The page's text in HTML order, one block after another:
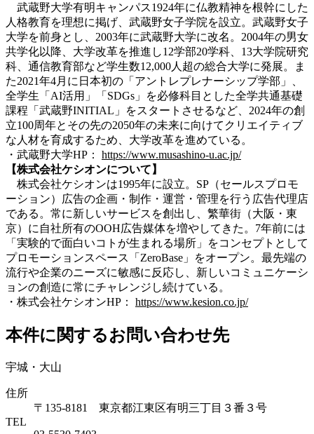
武蔵野大学有明キャンパス1924年に仏教精神を根幹にした
人格教育を理想に掲げ、武蔵野女子学院を設立。武蔵野女子
大学を前身とし、2003年に武蔵野大学に改名。2004年の男女
共学化以降、大学改革を推進し12学部20学科、13大学院研究
科、通信教育部など学生数12,000人超の総合大学に発展。ま
た2021年4月に日本初の「アントレプレナーシップ学部」、
全学生「AI活用」「SDGs」を必修科目とした全学共通基礎
課程「武蔵野INITIAL」をスタートさせるなど、2024年の創
立100周年とその先の2050年の未来に向けてクリエイティブ
な人材を育成するため、大学改革を進めている。
・武蔵野大学HP： https://www.musashino-u.ac.jp/
【株式会社ケシオンについて】
株式会社ケシオンは1995年に設立。SP（セールスプロモ
ーション）広告の企画・制作・運営・管理を行う広告代理店
である。常に新しいサービスを創出し、繁華街（大阪・東
京）に自社所有のOOH広告媒体を増やしてきた。7年前には
「実験的で面白いコトが生まれる場所」をコンセプトとして
プロモーションスペース「ZeroBase」をオープン。最先端の
流行や企業のニーズに敏感に反応し、新しいコミュニケーシ
ョンの創造に常にチャレンジし続けている。
・株式会社ケシオンHP： https://www.kesion.co.jp/
本件に関するお問い合わせ先
宇城・大山
住所
〒135-8181 東京都江東区有明三丁目３番３号
TEL